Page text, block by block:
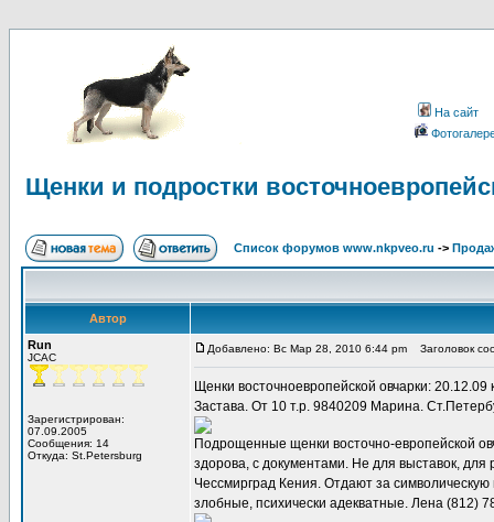
На сайт
Щенки и подростки
Список форумов www.nkpveo.ru ->
Автор
Run
JCAC
Зарегистрирован:
07.09.2005
Сообщения: 14
Откуда: St.Petersburg
Добавлено: Вс Мар 28, 2010 6:44 pm Заголовок
Щенки восточноевропейской овчарки:
Застава. От 10 т.р. 9840209 Марина.
Подрощенные щенки восточно-европейской
здорова, с документами. Не для выставок,
Чессмирград Кения. Отдают за
злобные, психически адекватные. Лена (812)